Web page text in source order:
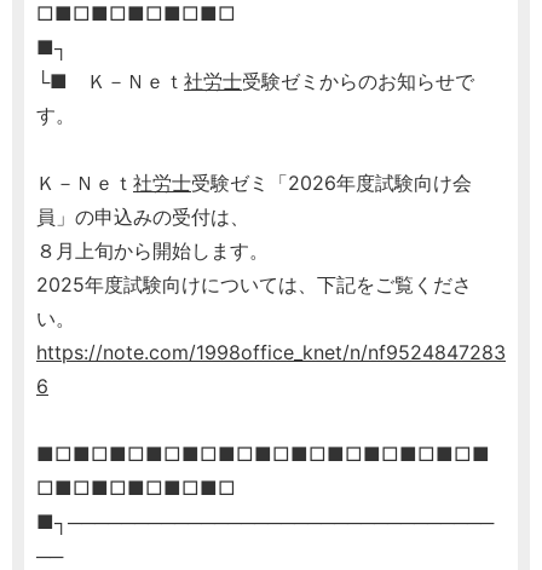
□■□■□■□■□■□
■┐
└■ Ｋ－Ｎｅｔ 社労士受験ゼミからのお知らせで
す。
Ｋ－Ｎｅｔ 社労士受験ゼミ「2026年度試験向け会
員」の申込みの受付は、
８月上旬から開始します。
2025年度試験向けについては、下記をご覧くださ
い。
https://note.com/1998office_knet/n/nf9524847283
6
■□■□■□■□■□■□■□■□■□■□■□■□■
□■□■□■□■□■□
■┐────────────────────────────────
──